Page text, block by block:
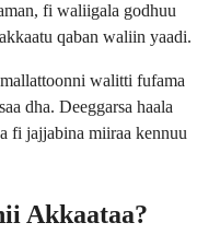
fi waliigala godhuu
qaban waliin yaadi.
walitti fufama
dha. Deeggarsa haala
fi jajjabina miiraa kennuu
Akkaataa?